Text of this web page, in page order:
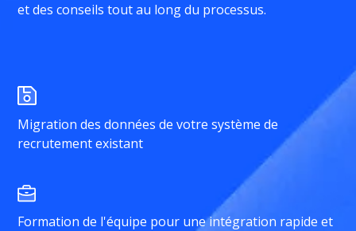
et des conseils tout au long du processus.
Migration des données de votre système de
recrutement existant
Formation de l'équipe pour une intégration rapide et